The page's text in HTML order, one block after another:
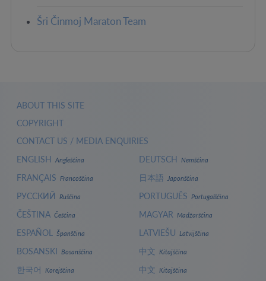
Šri Činmoj Maraton Team
ABOUT THIS SITE
COPYRIGHT
CONTACT US / MEDIA ENQUIRIES
ENGLISH Angleščina
FRANÇAIS Francoščina
РУССКИЙ Ruščina
ČEŠTINA Češčina
ESPAÑOL Španščina
BOSANSKI Bosanščina
한국어 Korejščina
DEUTSCH Nemščina
日本語 Japonščina
PORTUGUÊS Portugalščina
MAGYAR Madžarščina
LATVIEŠU Latvijščina
中文 Kitajščina
中文 Kitajščina